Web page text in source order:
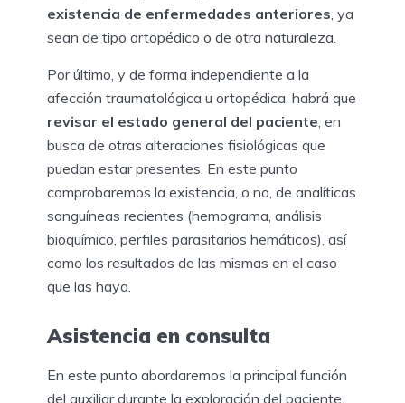
existencia de enfermedades anteriores , ya
sean de tipo ortopédico o de otra naturaleza.
Por último, y de forma independiente a la
afección traumatológica u ortopédica, habrá que
revisar el estado general del paciente , en
busca de otras alteraciones fisiológicas que
puedan estar presentes. En este punto
comprobaremos la existencia, o no, de analíticas
sanguíneas recientes (hemograma, análisis
bioquímico, perfiles parasitarios hemáticos), así
como los resultados de las mismas en el caso
que las haya.
Asistencia en consulta
En este punto abordaremos la principal función
del auxiliar durante la exploración del paciente.